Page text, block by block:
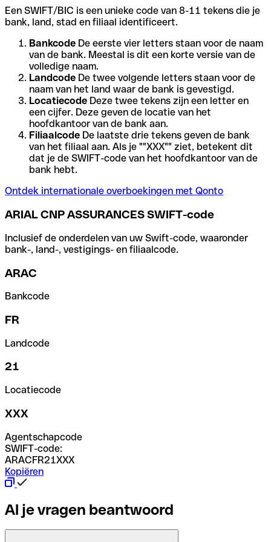
Een SWIFT/BIC is een unieke code van 8-11 tekens die je
bank, land, stad en filiaal identificeert.
Bankcode De eerste vier letters staan voor de naam
van de bank. Meestal is dit een korte versie van de
volledige naam.
Landcode De twee volgende letters staan voor de
naam van het land waar de bank is gevestigd.
Locatiecode Deze twee tekens zijn een letter en
een cijfer. Deze geven de locatie van het
hoofdkantoor van de bank aan.
Filiaalcode De laatste drie tekens geven de bank
van het filiaal aan. Als je ""XXX"" ziet, betekent dit
dat je de SWIFT-code van het hoofdkantoor van de
bank hebt.
Ontdek internationale overboekingen met Qonto
ARIAL CNP ASSURANCES SWIFT-code
Inclusief de onderdelen van uw Swift-code, waaronder
bank-, land-, vestigings- en filiaalcode.
ARAC
Bankcode
FR
Landcode
21
Locatiecode
XXX
Agentschapcode
SWIFT-code:
ARACFR21XXX
Kopiëren
Al je vragen beantwoord